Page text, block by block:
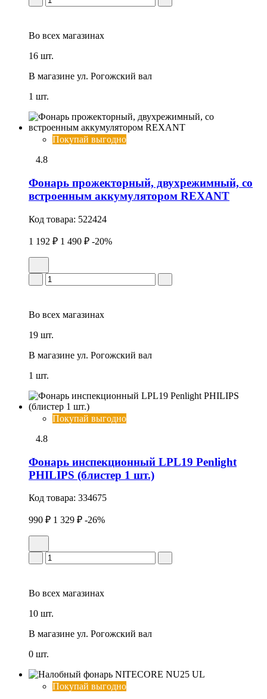
Во всех магазинах
16 шт.
В магазине ул. Рогожский вал
1 шт.
Покупай выгодно
4.8
Фонарь прожекторный, двухрежимный, со
встроенным аккумулятором REXANT
Код товара: 522424
1 192 ₽ 1 490 ₽ -20%
Во всех магазинах
19 шт.
В магазине ул. Рогожский вал
1 шт.
Покупай выгодно
4.8
Фонарь инспекционный LPL19 Penlight
PHILIPS (блистер 1 шт.)
Код товара: 334675
990 ₽ 1 329 ₽ -26%
Во всех магазинах
10 шт.
В магазине ул. Рогожский вал
0 шт.
Покупай выгодно